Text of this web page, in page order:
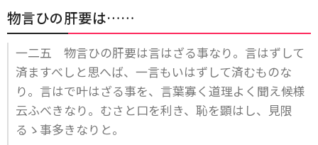
物言ひの肝要は……
一二五 物言ひの肝要は言はざる事なり。言はずして
済ますべしと思へば、一言もいはずして済むものな
り。言はで叶はざる事を、言葉寡く道理よく聞え候様
云ふべきなり。むさと口を利き、恥を顕はし、見限
るゝ事多きなりと。